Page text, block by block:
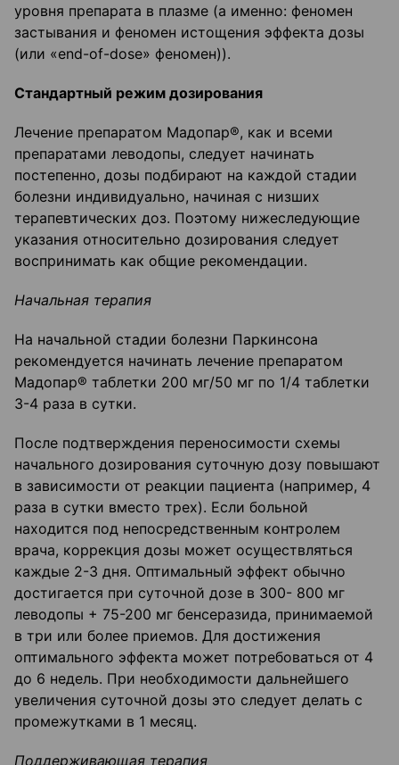
уровня препарата в плазме (а именно: феномен
застывания и феномен истощения эффекта дозы
(или «end-of-dose» феномен)).
Стандартный режим дозирования
Лечение препаратом Мадопар®, как и всеми
препаратами леводопы, следует начинать
постепенно, дозы подбирают на каждой стадии
болезни индивидуально, начиная с низших
терапевтических доз. Поэтому нижеследующие
указания относительно дозирования следует
воспринимать как общие рекомендации.
Начальная терапия
На начальной стадии болезни Паркинсона
рекомендуется начинать лечение препаратом
Мадопар® таблетки 200 мг/50 мг по 1/4 таблетки
3-4 раза в сутки.
После подтверждения переносимости схемы
начального дозирования суточную дозу повышают
в зависимости от реакции пациента (например, 4
раза в сутки вместо трех). Если больной
находится под непосредственным контролем
врача, коррекция дозы может осуществляться
каждые 2-3 дня. Оптимальный эффект обычно
достигается при суточной дозе в 300- 800 мг
леводопы + 75-200 мг бенсеразида, принимаемой
в три или более приемов. Для достижения
оптимального эффекта может потребоваться от 4
до 6 недель. При необходимости дальнейшего
увеличения суточной дозы это следует делать с
промежутками в 1 месяц.
Поддерживающая терапия